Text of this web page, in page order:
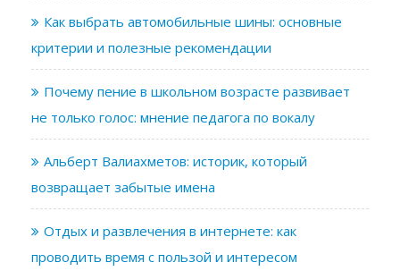
Как выбрать автомобильные шины: основные
критерии и полезные рекомендации
Почему пение в школьном возрасте развивает
не только голос: мнение педагога по вокалу
Альберт Валиахметов: историк, который
возвращает забытые имена
Отдых и развлечения в интернете: как
проводить время с пользой и интересом